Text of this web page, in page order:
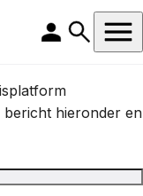
bericht hieronder en